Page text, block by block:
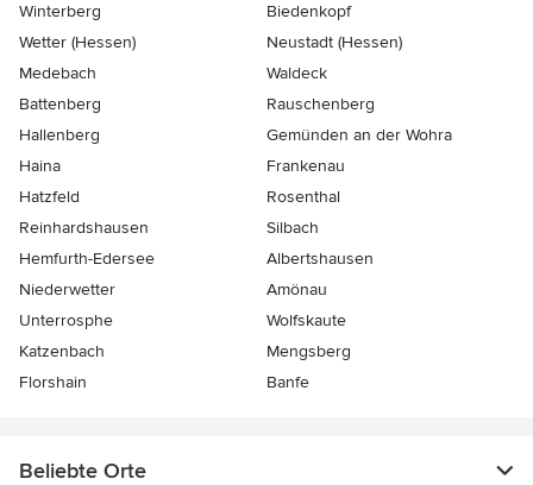
Winterberg
Biedenkopf
Wetter (Hessen)
Neustadt (Hessen)
Medebach
Waldeck
Battenberg
Rauschenberg
Hallenberg
Gemünden an der Wohra
Haina
Frankenau
Hatzfeld
Rosenthal
Reinhardshausen
Silbach
Hemfurth-Edersee
Albertshausen
Niederwetter
Amönau
Unterrosphe
Wolfskaute
Katzenbach
Mengsberg
Florshain
Banfe
Beliebte Orte